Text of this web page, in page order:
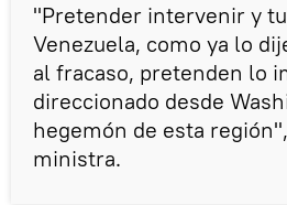
"Pretender intervenir y
Venezuela, como ya lo
al fracaso, pretenden lo
direccionado desde
hegemón de esta
ministra.